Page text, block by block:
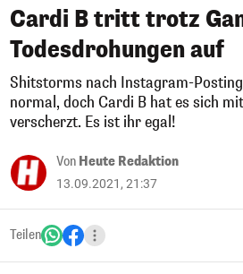
Cardi B tritt trotz
Todesdrohungen auf
Shitstorms nach Instagram-
normal, doch Cardi B hat es sich
verscherzt. Es ist ihr egal!
Von Heute Redaktion
13.09.2021, 21:37
Teilen